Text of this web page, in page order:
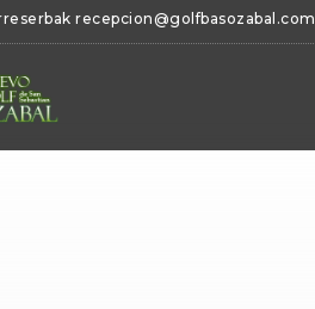
recepcion@golfbasozabal.com